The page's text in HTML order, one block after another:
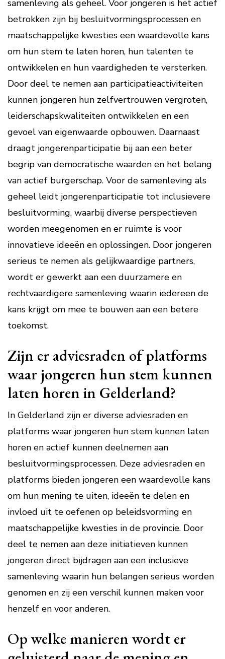
samenleving als geheel. Voor jongeren is het actief
betrokken zijn bij besluitvormingsprocessen en
maatschappelijke kwesties een waardevolle kans
om hun stem te laten horen, hun talenten te
ontwikkelen en hun vaardigheden te versterken.
Door deel te nemen aan participatieactiviteiten
kunnen jongeren hun zelfvertrouwen vergroten,
leiderschapskwaliteiten ontwikkelen en een
gevoel van eigenwaarde opbouwen. Daarnaast
draagt jongerenparticipatie bij aan een beter
begrip van democratische waarden en het belang
van actief burgerschap. Voor de samenleving als
geheel leidt jongerenparticipatie tot inclusievere
besluitvorming, waarbij diverse perspectieven
worden meegenomen en er ruimte is voor
innovatieve ideeën en oplossingen. Door jongeren
serieus te nemen als gelijkwaardige partners,
wordt er gewerkt aan een duurzamere en
rechtvaardigere samenleving waarin iedereen de
kans krijgt om mee te bouwen aan een betere
toekomst.
Zijn er adviesraden of platforms
waar jongeren hun stem kunnen
laten horen in Gelderland?
In Gelderland zijn er diverse adviesraden en
platforms waar jongeren hun stem kunnen laten
horen en actief kunnen deelnemen aan
besluitvormingsprocessen. Deze adviesraden en
platforms bieden jongeren een waardevolle kans
om hun mening te uiten, ideeën te delen en
invloed uit te oefenen op beleidsvorming en
maatschappelijke kwesties in de provincie. Door
deel te nemen aan deze initiatieven kunnen
jongeren direct bijdragen aan een inclusieve
samenleving waarin hun belangen serieus worden
genomen en zij een verschil kunnen maken voor
henzelf en voor anderen.
Op welke manieren wordt er